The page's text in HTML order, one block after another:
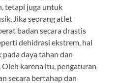
tetapi juga untuk
Jika seorang atlet
badan secara drastis
dehidrasi ekstrem, hal
daya tahan dan
karena itu, pengaturan
secara bertahap dan